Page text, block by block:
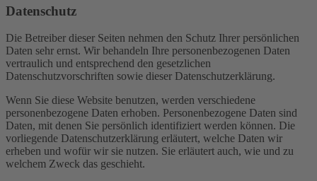
Datenschutz
Die Betreiber dieser Seiten nehmen den Schutz Ihrer persönlichen
Daten sehr ernst. Wir behandeln Ihre personenbezogenen Daten
vertraulich und entsprechend den gesetzlichen
Datenschutzvorschriften sowie dieser Datenschutzerklärung.
Wenn Sie diese Website benutzen, werden verschiedene
personenbezogene Daten erhoben. Personenbezogene Daten sind
Daten, mit denen Sie persönlich identifiziert werden können. Die
vorliegende Datenschutzerklärung erläutert, welche Daten wir
erheben und wofür wir sie nutzen. Sie erläutert auch, wie und zu
welchem Zweck das geschieht.